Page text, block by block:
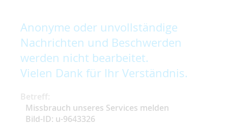
Anonyme oder unvollständige
Nachrichten und Beschwerden
werden nicht bearbeitet.
Vielen Dank für Ihr Verständnis.
Betreff:
Missbrauch unseres Services melden
Bild-ID: u-9643326